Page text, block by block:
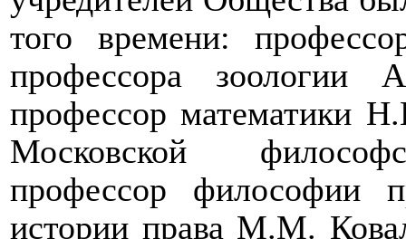
того времени:
профессора
профессор математики
Московской
профессор философии
истории права М.М.